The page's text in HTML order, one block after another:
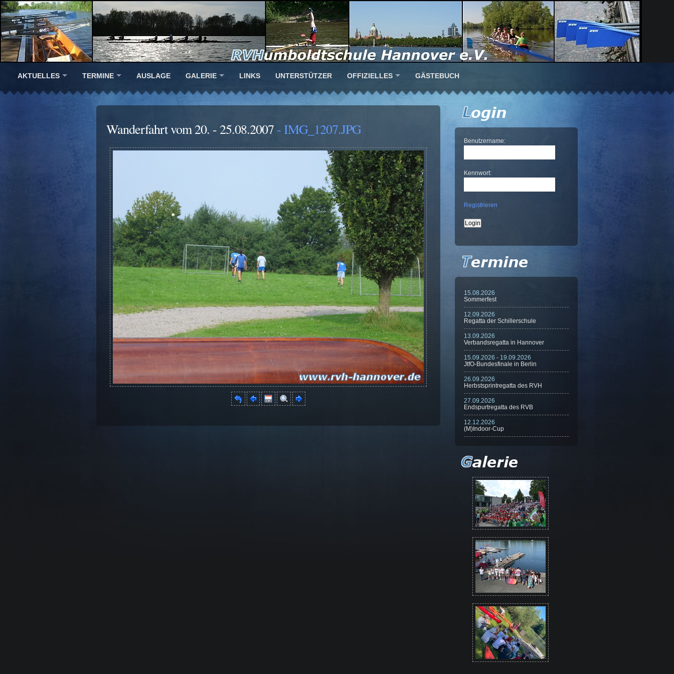
AKTUELLES TERMINE AUSLAGE GALERIE LINKS UNTERSTÜTZER OFFIZIELLES GÄSTEBUCH
Wanderfahrt vom 20. - 25.08.2007 - IMG_1207.JPG
Benutzername:
Kennwort:
Registrieren
15.08.2026
Sommerfest
12.09.2026
Regatta der Schillerschule
13.09.2026
Verbandsregatta in Hannover
15.09.2026 - 19.09.2026
JtfO-Bundesfinale in Berlin
26.09.2026
Herbstsprintregatta des RVH
27.09.2026
Endspurtregatta des RVB
12.12.2026
(M)Indoor-Cup